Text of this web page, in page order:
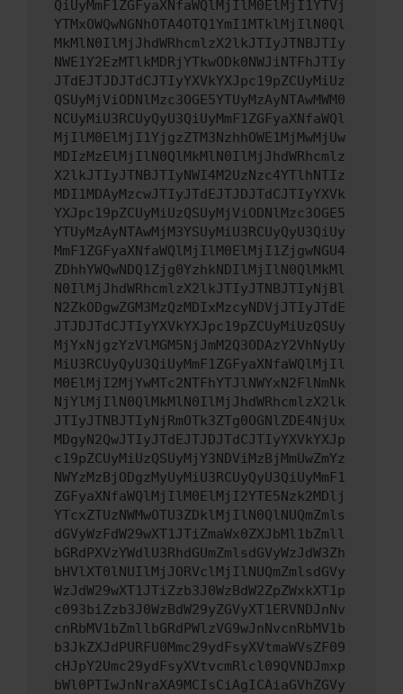
QiUyMmF1ZGFyaXNfaWQlMjIlM0ElMjI1YTVj
YTMxOWQwNGNhOTA4OTQ1YmI1MTklMjIlN0Ql
MkMlN0IlMjJhdWRhcmlzX2lkJTIyJTNBJTIy
NWE1Y2EzMTlkMDRjYTkwODk0NWJiNTFhJTIy
JTdEJTJDJTdCJTIyYXVkYXJpc19pZCUyMiUz
QSUyMjViODNlMzc3OGE5YTUyMzAyNTAwMWM0
NCUyMiU3RCUyQyU3QiUyMmF1ZGFyaXNfaWQl
MjIlM0ElMjI1YjgzZTM3NzhhOWE1MjMwMjUw
MDIzMzElMjIlN0QlMkMlN0IlMjJhdWRhcmlz
X2lkJTIyJTNBJTIyNWI4M2UzNzc4YTlhNTIz
MDI1MDAyMzcwJTIyJTdEJTJDJTdCJTIyYXVk
YXJpc19pZCUyMiUzQSUyMjViODNlMzc3OGE5
YTUyMzAyNTAwMjM3YSUyMiU3RCUyQyU3QiUy
MmF1ZGFyaXNfaWQlMjIlM0ElMjI1ZjgwNGU4
ZDhhYWQwNDQ1Zjg0YzhkNDIlMjIlN0QlMkMl
N0IlMjJhdWRhcmlzX2lkJTIyJTNBJTIyNjBl
N2ZkODgwZGM3MzQzMDIxMzcyNDVjJTIyJTdE
JTJDJTdCJTIyYXVkYXJpc19pZCUyMiUzQSUy
MjYxNjgzYzVlMGM5NjJmM2Q3ODAzY2VhNyUy
MiU3RCUyQyU3QiUyMmF1ZGFyaXNfaWQlMjIl
M0ElMjI2MjYwMTc2NTFhYTJlNWYxN2FlNmNk
NjYlMjIlN0QlMkMlN0IlMjJhdWRhcmlzX2lk
JTIyJTNBJTIyNjRmOTk3ZTg0OGNlZDE4NjUx
MDgyN2QwJTIyJTdEJTJDJTdCJTIyYXVkYXJp
c19pZCUyMiUzQSUyMjY3NDViMzBjMmUwZmYz
NWYzMzBjODgzMyUyMiU3RCUyQyU3QiUyMmF1
ZGFyaXNfaWQlMjIlM0ElMjI2YTE5Nzk2MDlj
YTcxZTUzNWMwOTU3ZDklMjIlN0QlNUQmZmls
dGVyWzFdW29wXT1JTiZmaWx0ZXJbMl1bZmll
bGRdPXVzYWdlU3RhdGUmZmlsdGVyWzJdW3Zh
bHVlXT0lNUIlMjJORVclMjIlNUQmZmlsdGVy
WzJdW29wXT1JTiZzb3J0WzBdW2ZpZWxkXT1p
c093biZzb3J0WzBdW29yZGVyXT1ERVNDJnNv
cnRbMV1bZmllbGRdPWlzVG9wJnNvcnRbMV1b
b3JkZXJdPURFU0Mmc29ydFsyXVtmaWVsZF09
cHJpY2Umc29ydFsyXVtvcmRlcl09QVNDJmxp
bWl0PTIwJnNraXA9MCIsCiAgICAiaGVhZGVy